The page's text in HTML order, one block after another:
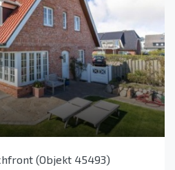
(Objekt 45493)